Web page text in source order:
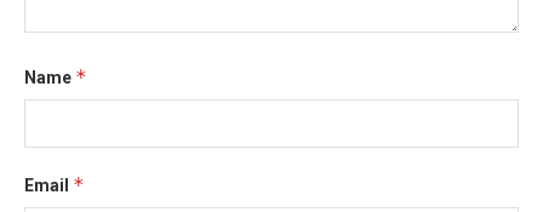
Name *
Email *